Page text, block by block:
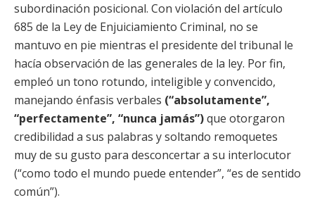
subordinación posicional. Con violación del artículo
685 de la Ley de Enjuiciamiento Criminal, no se
mantuvo en pie mientras el presidente del tribunal le
hacía observación de las generales de la ley. Por fin,
empleó un tono rotundo, inteligible y convencido,
manejando énfasis verbales (“absolutamente”,
“perfectamente”, “nunca jamás”)que otorgaron
credibilidad a sus palabras y soltando remoquetes
muy de su gusto para desconcertar a su interlocutor
(“como todo el mundo puede entender”, “es de sentido
común”).